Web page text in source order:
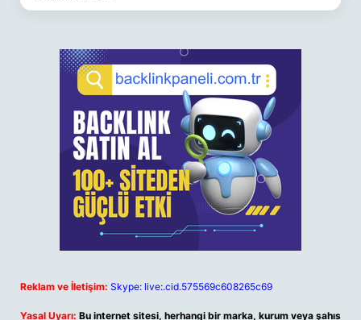
Reklam ve İletişim: Skype: live:.cid.575569c608265c69
Yasal Uyarı: Bu internet sitesi, herhangi bir marka, kurum veya şahıs